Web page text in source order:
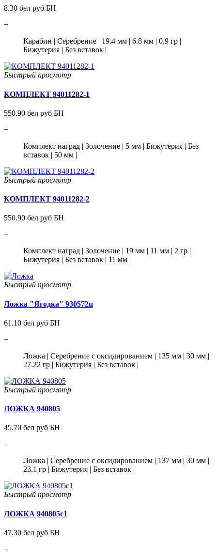
8.30 бел руб БН
+
Карабин | Серебрение | 19.4 мм | 6.8 мм | 0.9 гр |
Бижутерия | Без вставок |
Быстрый просмотр
КОМПЛЕКТ 94011282-1
550.90 бел руб БН
+
Комплект наград | Золочение | 5 мм | Бижутерия | Без
вставок | 50 мм |
Быстрый просмотр
КОМПЛЕКТ 94011282-2
550.90 бел руб БН
+
Комплект наград | Золочение | 19 мм | 11 мм | 2 гр |
Бижутерия | Без вставок | 11 мм |
Быстрый просмотр
Ложка "Ягодка" 930572ц
61.10 бел руб БН
+
Ложка | Серебрение с оксидированием | 135 мм | 30 мм |
27.22 гр | Бижутерия | Без вставок |
Быстрый просмотр
ЛОЖКА 940805
45.70 бел руб БН
+
Ложка
Серебрение с оксидированием 137 мм 30 мм
23.1 гр
Бижутерия Без вставок
Быстрый просмотр
ЛОЖКА 940805с1
47.30 бел руб БН
+